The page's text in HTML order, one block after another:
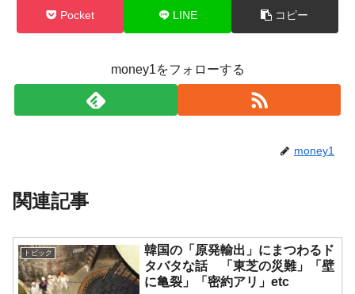
Pocket LINE コピー
money1をフォローする
money1
関連記事
トピック
韓国の「原発輸出」にまつわるド
タバタな話 「東芝の災難」「壁
に亀裂」「密約アリ」etc